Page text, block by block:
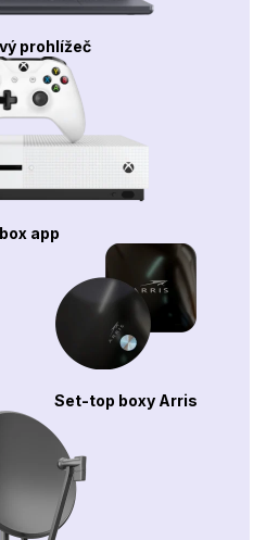
prohlížeč
app
Set-top boxy Arris